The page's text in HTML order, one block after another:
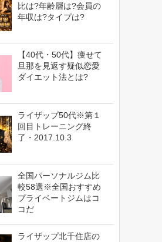
比は?年齢層は?会員の
年収は?タイプは?
【40代・50代】痩せて
旦那を見返す疑似恋愛
ダイエット法とは?
ライザップ50代※第１
回目トレーニング終
了・2017.10.3
全国パーソナルジム比
較58選※全国おすすめ
プライベートジムはコ
コだ
ライザップ北千住店の